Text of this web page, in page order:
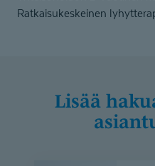
Ratkaisukeskeinen
Lisää hakuasi vastaavia